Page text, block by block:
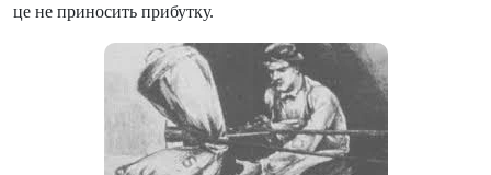
це не приносить прибутку.